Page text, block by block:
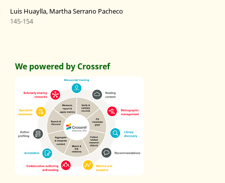
Luis Huaylla, Martha Serrano Pacheco
145-154
We powered by Crossref